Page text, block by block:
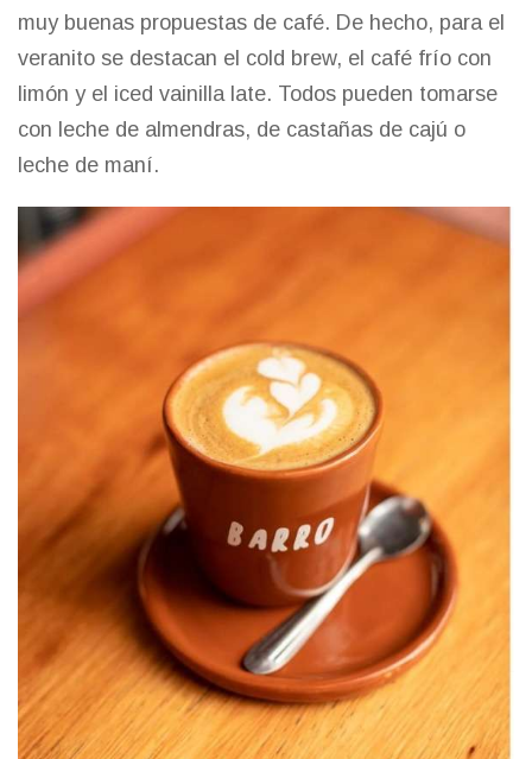
muy buenas propuestas de café. De hecho, para el
veranito se destacan el cold brew, el café frío con
limón y el iced vainilla late. Todos pueden tomarse
con leche de almendras, de castañas de cajú o
leche de maní.